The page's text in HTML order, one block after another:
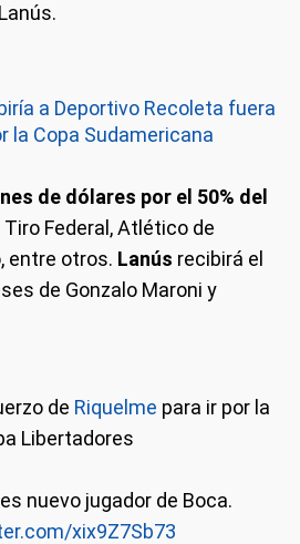
a Deportivo Recoleta fuera
la Copa Sudamericana
de dólares por el 50% del
Federal, Atlético de
entre otros. Lanús recibirá el
de Gonzalo Maroni y
de Riquelme para ir por la
Libertadores
nuevo jugador de Boca.
xix9Z7Sb73